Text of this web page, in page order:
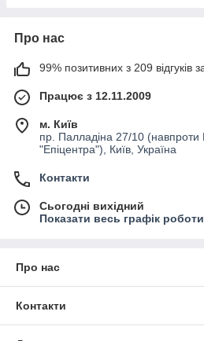
Про нас
99% позитивних з 209 відгуків
Працює з 12.11.2009
м. Київ
пр. Палладіна 27/10 (навпроти
"Епіцентра"), Київ, Україна
Контакти
Сьогодні вихідний
Показати весь графік роботи
Про нас
Контакти